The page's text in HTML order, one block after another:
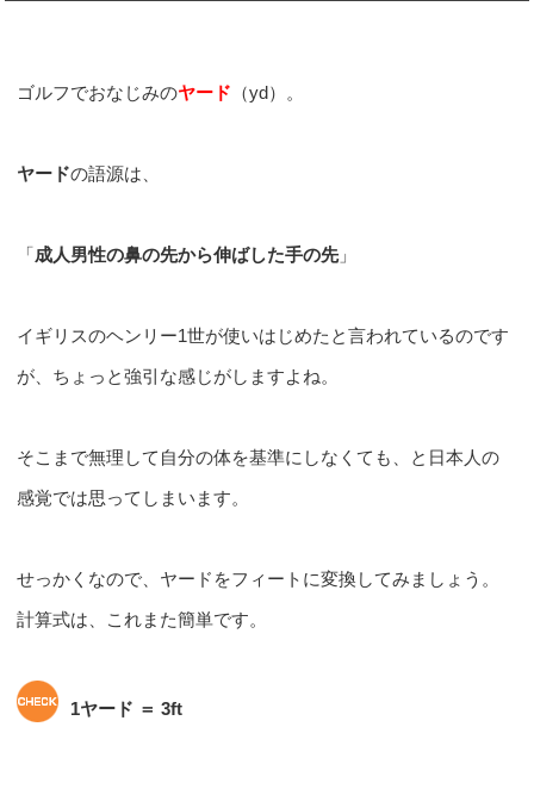
ゴルフでおなじみのヤード （yd）。
ヤードの語源は、
「成人男性の鼻の先から伸ばした手の先」
イギリスのヘンリー1世が使いはじめたと言われているのです
が、ちょっと強引な感じがしますよね。
そこまで無理して自分の体を基準にしなくても、と日本人の
感覚では思ってしまいます。
せっかくなので、ヤードをフィートに変換してみましょう。
計算式は、これまた簡単です。
1ヤード ＝ 3ft